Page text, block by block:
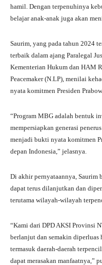
hamil. Dengan terpenuhinya
belajar anak-anak juga akan
Saurim, yang pada tahun 2024
terbaik dalam ajang Paralegal
Kementerian Hukum dan HAM
Peacemaker (N.LP), menilai
nyata komitmen Presiden
“Program MBG adalah bentuk
mempersiapkan generasi
menjadi bukti nyata komitmen
depan Indonesia,” jelasnya.
Di akhir pernyataannya, Saurim
dapat terus dilanjutkan dan
terutama wilayah-wilayah
“Kami dari DPD AKSI Provinsi
berlanjut dan semakin diperluas
termasuk daerah-daerah
dapat merasakan manfaatnya,”